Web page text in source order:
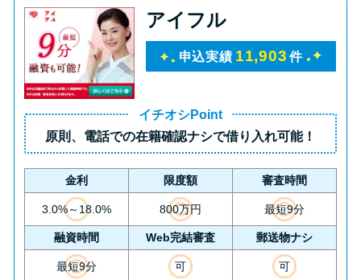
アイフル
申込実績 11,903 件
イチオシPoint
原則、 電話での在籍確認ナシで借り入れ可能！
金利 限度額 審査時間
3.0%～18.0% 800万円 最短9分
融資時間 Web完結審査 郵送物ナシ
最短9分 可 可